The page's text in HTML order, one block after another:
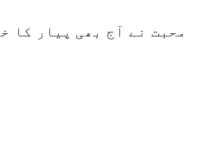
محبت نے آج بھی پیار کا